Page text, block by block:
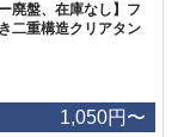
廃盤、在庫なし】フ
二重構造クリアタン
1,050円〜